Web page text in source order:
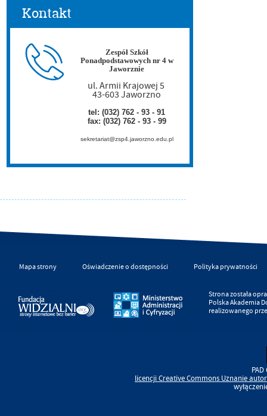
Kontakt
Zespół Szkół
Ponadpodstawowych nr 4 w
Jaworznie
ul. Armii Krajowej 5
43-603 Jaworzno
tel: (032) 762 - 93 - 91
fax: (032) 762 - 93 - 99
sekretariat@zsp4.jaworzno.edu.pl
Mapa strony Oświadczenie o dostępności Polityka prywatności
Strona została
Polska Akademia
realizowanego
licencjiCreative Commons Uznanie